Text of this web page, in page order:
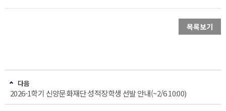
목록보기
다음
2026-1학기 신양문화재단 성적장학생 선발 안내(~2/6 10:00)